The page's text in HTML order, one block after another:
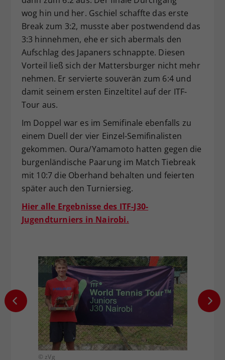
wog hin und her. Gschiel schaffte das erste
Break zum 3:2, musste aber postwendend das
3:3 hinnehmen, ehe er sich abermals den
Aufschlag des Japaners schnappte. Diesen
Vorteil ließ sich der Mattersburger nicht mehr
nehmen. Er servierte souverän zum 6:4 und
damit seinem ersten Einzeltitel auf der ITF-
Tour aus.
Im Doppel war es im Semifinale ebenfalls zu
einem Duell der vier Einzel-Semifinalisten
gekommen. Oura/Yamamoto hatten gegen die
burgenländische Paarung im Match Tiebreak
mit 10:7 die Oberhand behalten und feierten
später auch den Turniersieg.
Hier alle Ergebnisse des ITF-J30-
Jugendturniers in Nairobi.
© zVg